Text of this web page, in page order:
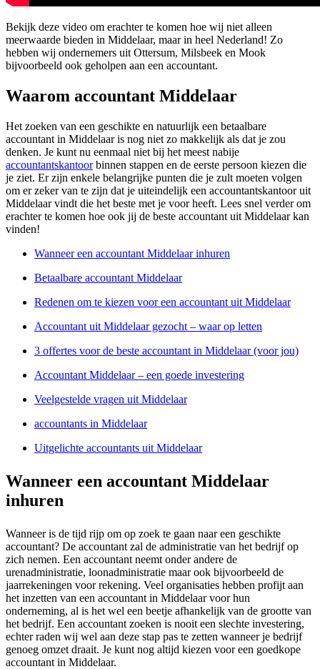
Bekijk deze video om erachter te komen hoe wij niet alleen
meerwaarde bieden in Middelaar, maar in heel Nederland! Zo
hebben wij ondernemers uit Ottersum, Milsbeek en Mook
bijvoorbeeld ook geholpen aan een accountant.
Waarom accountant Middelaar
Het zoeken van een geschikte en natuurlijk een betaalbare
accountant in Middelaar is nog niet zo makkelijk als dat je zou
denken. Je kunt nu eenmaal niet bij het meest nabije
accountantskantoorbinnen stappen en de eerste persoon kiezen die
je ziet. Er zijn enkele belangrijke punten die je zult moeten volgen
om er zeker van te zijn dat je uiteindelijk een accountantskantoor uit
Middelaar vindt die het beste met je voor heeft. Lees snel verder om
erachter te komen hoe ook jij de beste accountant uit Middelaar kan
vinden!
Wanneer een accountant Middelaar inhuren
Betaalbare accountant Middelaar
Redenen om te kiezen voor een accountant uit Middelaar
Accountant uit Middelaar gezocht – waar op letten
3 offertes voor de beste accountant in Middelaar (voor jou)
Accountant Middelaar – een goede investering
Veelgestelde vragen uit Middelaar
accountants in Middelaar
Uitgelichte accountants uit Middelaar
Wanneer een accountant Middelaar
inhuren
Wanneer is de tijd rijp om op zoek te gaan naar een geschikte
accountant? De accountant zal de administratie van het bedrijf op
zich nemen. Een accountant neemt onder andere de
urenadministratie, loonadministratie maar ook bijvoorbeeld de
jaarrekeningen voor rekening. Veel organisaties hebben profijt aan
het inzetten van een accountant in Middelaar voor hun
onderneming, al is het wel een beetje afhankelijk van de grootte van
het bedrijf. Een accountant zoeken is nooit een slechte investering,
echter raden wij wel aan deze stap pas te zetten wanneer je bedrijf
genoeg omzet draait. Je kunt nog altijd kiezen voor een goedkope
accountant in Middelaar.